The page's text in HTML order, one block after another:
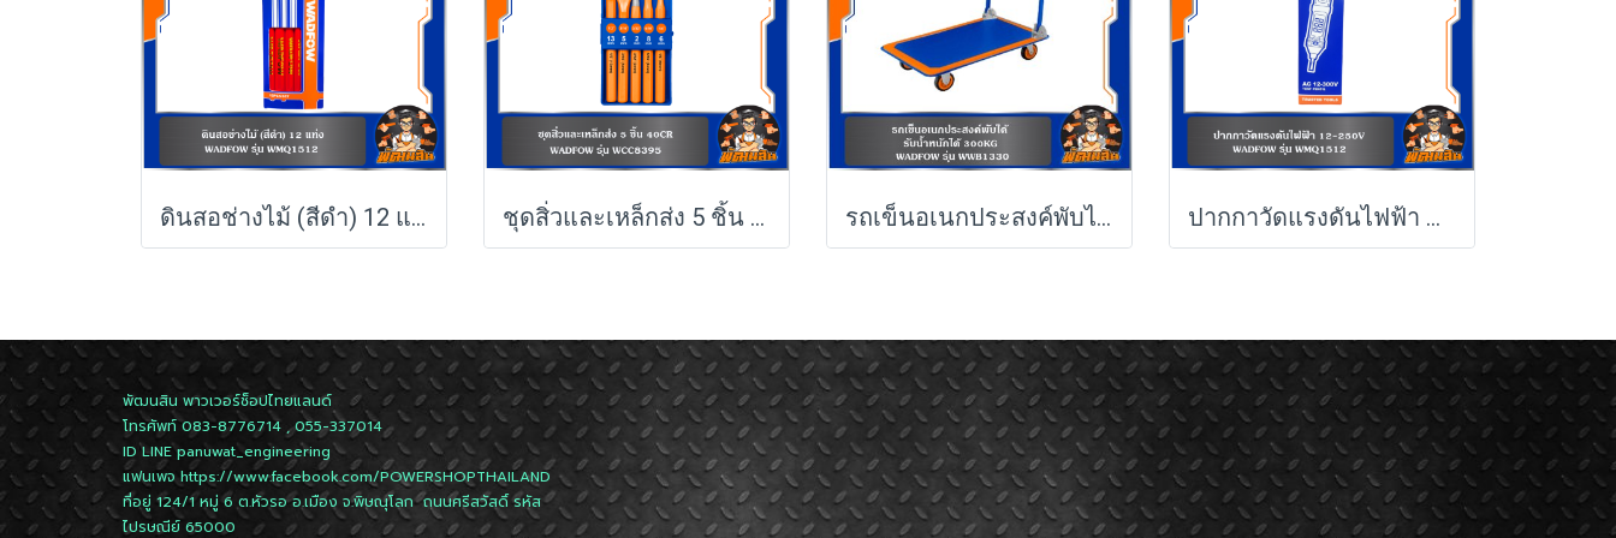
ดินสอช่างไม้ (สีดำ) 12 แท่ง WADFOW WMQ1512 ชุดสิ่วและเหล็กส่ง 5 ชิ้น WADFOW 40CR รุ่น WCC8395 รถเข็นอเนกประสงค์พับได้ รับน้ำหนักได้ 300KG รุ่น WWB1330 ปากกาวัดแรงดันไฟฟ้า WADFOW 12-250V รุ่น WTP4501
พัฒนสิน พาวเวอร์ช็อปไทยแลนด์
โทรศัพท์ 083-8776714 , 055-337014
ID LINEpanuwat_engineering
แฟนเพจhttps://www.facebook.com/POWERSHOPTHAILAND
ที่อยู่ 124/1 หมู่ 6 ต.หัวรอ อ.เมือง จ.พิษณุโลก ถนนศรีสวัสดิ์ รหัส
ไปรษณีย์ 65000